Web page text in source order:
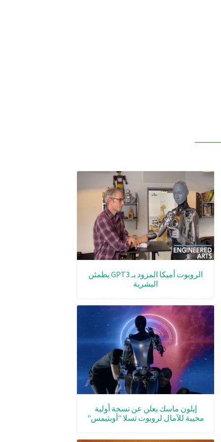
الروبوت أميكا المزود بـ GPT3 يطمئن
البشرية
إيلون ماسك يعلن عن نسخة أولية
مخيبة للآمال لروبوت تسلا "أوبتيمس"